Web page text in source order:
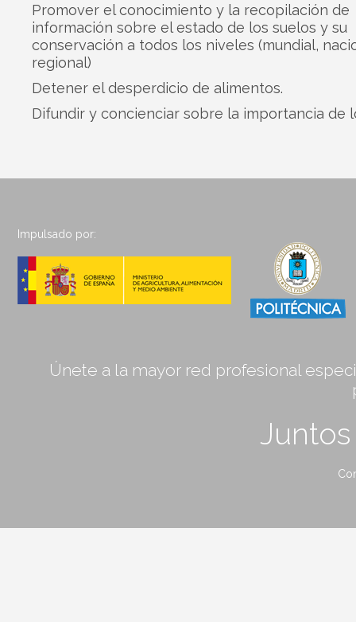
Promover el conocimiento y la recopilación de
información sobre el estado de los suelos y su
conservación a todos los niveles (mundial,
regional)
Detener el desperdicio de alimentos.
Difundir y concienciar sobre la importancia de
Impulsado por:
Únete a la mayor red profesional